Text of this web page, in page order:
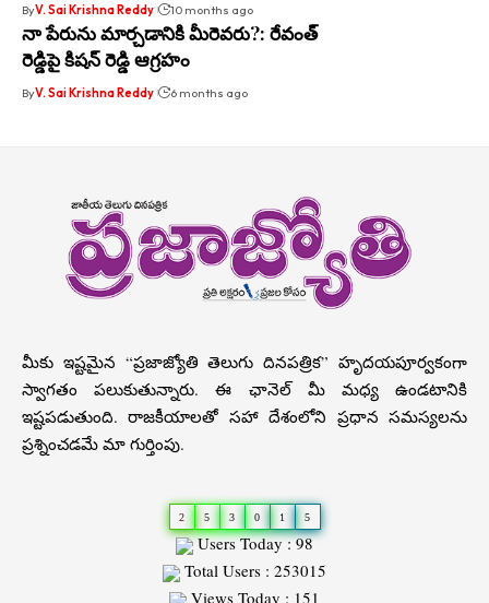
ByV. Sai Krishna Reddy 10 months ago
నా పేరును మార్చడానికి మీరెవరు?: రేవంత్
రెడ్డిపై కిషన్ రెడ్డి ఆగ్రహం
ByV. Sai Krishna Reddy 6 months ago
మీకు ఇష్టమైన “ప్రజాజ్యోతి తెలుగు దినపత్రిక” హృదయపూర్వకంగా
స్వాగతం పలుకుతున్నారు. ఈ ఛానెల్ మీ మధ్య ఉండటానికి
ఇష్టపడుతుంది. రాజకీయాలతో సహా దేశంలోని ప్రధాన సమస్యలను
ప్రశ్నించడమే మా గుర్తింపు.
2 5 3 0 1 5
Users Today : 98
Total Users : 253015
Views Today : 151